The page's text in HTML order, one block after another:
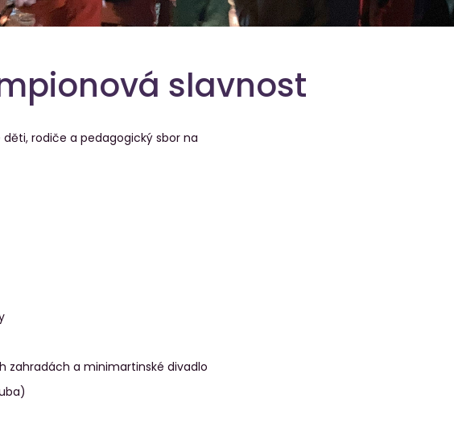
slavnost
děti, rodiče a pedagogický sbor na
zahradách a minimartinské divadlo